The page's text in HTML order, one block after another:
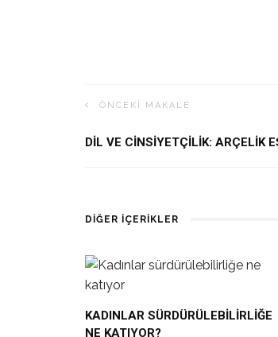
ÖNCEKI MAKALE
DİL VE CİNSİYETÇİLİK: ARÇELİK
DIĞER İÇERIKLER
KADINLAR SÜRDÜRÜLEBILIRLIĞE
NE KATIYOR?